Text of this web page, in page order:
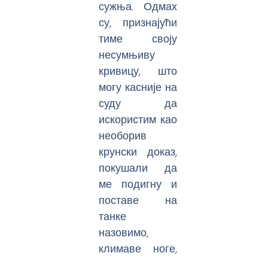
сужња. Одмах
су, признајући
тиме своју
несумњиву
кривицу, што
могу касније на
суду да
искористим као
необорив
крунски доказ,
покушали да
ме подигну и
поставе на
танке
назовимо,
климаве ноге,